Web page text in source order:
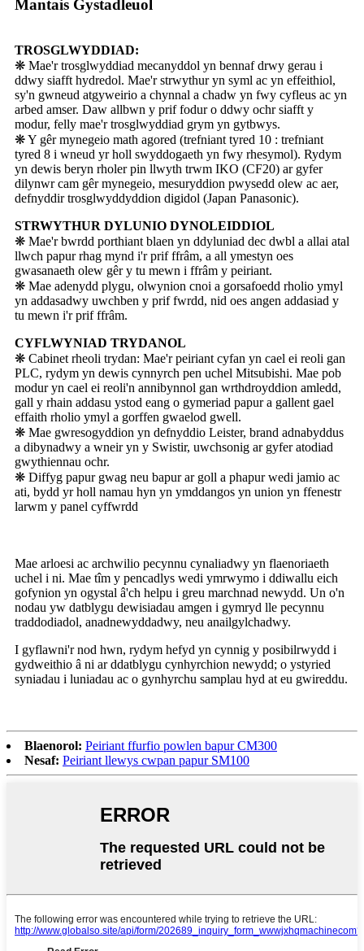
Mantais Gystadleuol
TROSGLWYDDIAD:
❋ Mae'r trosglwyddiad mecanyddol yn bennaf drwy gerau i
ddwy siafft hydredol. Mae'r strwythur yn syml ac yn effeithiol,
sy'n gwneud atgyweirio a chynnal a chadw yn fwy cyfleus ac yn
arbed amser. Daw allbwn y prif fodur o ddwy ochr siafft y
modur, felly mae'r trosglwyddiad grym yn gytbwys.
❋ Y gêr mynegeio math agored (trefniant tyred 10 : trefniant
tyred 8 i wneud yr holl swyddogaeth yn fwy rhesymol). Rydym
yn dewis beryn rholer pin llwyth trwm IKO (CF20) ar gyfer
dilynwr cam gêr mynegeio, mesuryddion pwysedd olew ac aer,
defnyddir trosglwyddyddion digidol (Japan Panasonic).
STRWYTHUR DYLUNIO DYNOLEIDDIOL
❋ Mae'r bwrdd porthiant blaen yn ddyluniad dec dwbl a allai atal
llwch papur rhag mynd i'r prif ffrâm, a all ymestyn oes
gwasanaeth olew gêr y tu mewn i ffrâm y peiriant.
❋ Mae adenydd plygu, olwynion cnoi a gorsafoedd rholio ymyl
yn addasadwy uwchben y prif fwrdd, nid oes angen addasiad y
tu mewn i'r prif ffrâm.
CYFLWYNIAD TRYDANOL
❋ Cabinet rheoli trydan: Mae'r peiriant cyfan yn cael ei reoli gan
PLC, rydym yn dewis cynnyrch pen uchel Mitsubishi. Mae pob
modur yn cael ei reoli'n annibynnol gan wrthdroyddion amledd,
gall y rhain addasu ystod eang o gymeriad papur a gallent gael
effaith rholio ymyl a gorffen gwaelod gwell.
❋ Mae gwresogyddion yn defnyddio Leister, brand adnabyddus
a dibynadwy a wneir yn y Swistir, uwchsonig ar gyfer atodiad
gwythiennau ochr.
❋ Diffyg papur gwag neu bapur ar goll a phapur wedi jamio ac
ati, bydd yr holl namau hyn yn ymddangos yn union yn ffenestr
larwm y panel cyffwrdd
Mae arloesi ac archwilio pecynnu cynaliadwy yn flaenoriaeth
uchel i ni. Mae tîm y pencadlys wedi ymrwymo i ddiwallu eich
gofynion yn ogystal â'ch helpu i greu marchnad newydd. Un o'n
nodau yw datblygu dewisiadau amgen i gymryd lle pecynnu
traddodiadol, anadnewyddadwy, neu anailgylchadwy.
I gyflawni'r nod hwn, rydym hefyd yn cynnig y posibilrwydd i
gydweithio â ni ar ddatblygu cynhyrchion newydd; o ystyried
syniadau i luniadau ac o gynhyrchu samplau hyd at eu gwireddu.
Blaenorol: Peiriant ffurfio powlen bapur CM300
Nesaf: Peiriant llewys cwpan papur SM100